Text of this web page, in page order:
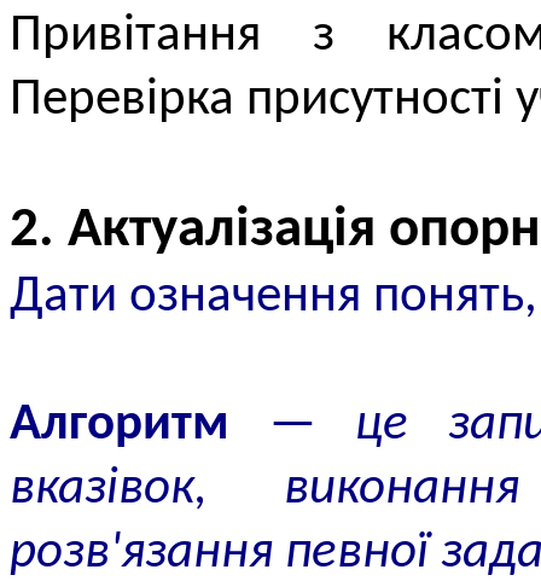
Привітання з
Перевірка присутності
2. Актуалізація
Дати означення
Алгоритм — це
вказівок,
розв'язання певної